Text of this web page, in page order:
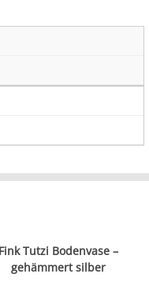
Fink Tutzi Bodenvase –
gehämmert silber